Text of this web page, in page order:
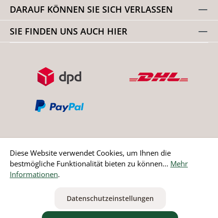
DARAUF KÖNNEN SIE SICH VERLASSEN
SIE FINDEN UNS AUCH HIER
Bestellung widerrufen
ausgenommen Nicht EU-Länder
Diese Website verwendet Cookies, um Ihnen die
bestmögliche Funktionalität bieten zu können... Mehr
Informationen.
Datenschutzeinstellungen